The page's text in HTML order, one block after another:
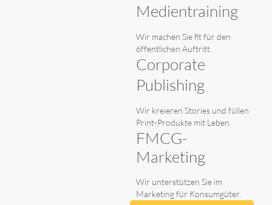
Medientraining
Wir machen Sie fit für den
öffentlichen Auftritt.
Corporate
Publishing
Wir kreieren Stories und füllen
Print-Produkte mit Leben.
FMCG-
Marketing
Wir unterstützen Sie im
Marketing für Konsumgüter.